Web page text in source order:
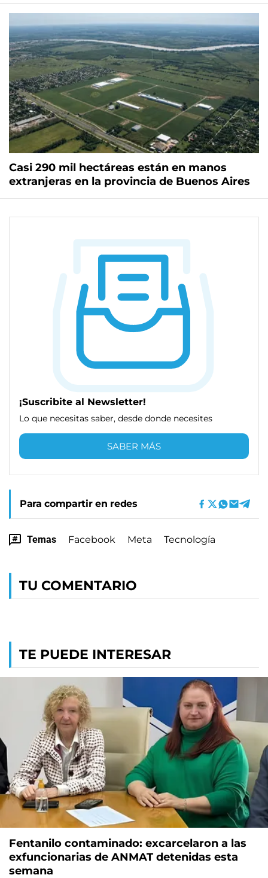
Casi 290 mil hectáreas están en manos
extranjeras en la provincia de Buenos Aires
¡Suscribite al Newsletter!
Lo que necesitas saber, desde donde necesites
SABER MÁS
Para compartir en redes
Temas Facebook Meta Tecnología
TU COMENTARIO
TE PUEDE INTERESAR
Fentanilo contaminado: excarcelaron a las
exfuncionarias de ANMAT detenidas esta
semana